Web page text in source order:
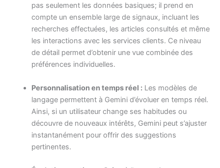
pas seulement les données basiques; il prend en
compte un ensemble large de signaux, incluant les
recherches effectuées, les articles consultés et même
les interactions avec les services clients. Ce niveau
de détail permet d’obtenir une vue combinée des
préférences individuelles.
Personnalisation en temps réel :Les modèles de
langage permettent à Gemini d’évoluer en temps réel.
Ainsi, si un utilisateur change ses habitudes ou
découvre de nouveaux intérêts, Gemini peut s’ajuster
instantanément pour offrir des suggestions
pertinentes.